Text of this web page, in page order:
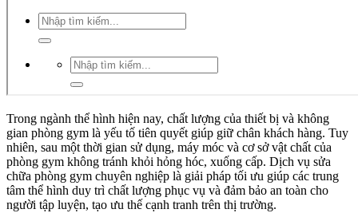
Tìm
kiếm:
Tìm
kiếm:
Trong ngành thể hình hiện nay, chất lượng của thiết bị và không
gian phòng gym là yếu tố tiên quyết giúp giữ chân khách hàng. Tuy
nhiên, sau một thời gian sử dụng, máy móc và cơ sở vật chất của
phòng gym không tránh khỏi hỏng hóc, xuống cấp. Dịch vụ sửa
chữa phòng gym chuyên nghiệp là giải pháp tối ưu giúp các trung
tâm thể hình duy trì chất lượng phục vụ và đảm bảo an toàn cho
người tập luyện, tạo ưu thế cạnh tranh trên thị trường.